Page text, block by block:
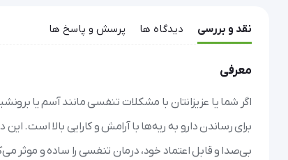
نقد و بررسی دیدگاه ها پرسش و پاسخ ها
معرفی
برای رساندن دارو به ریه‌ها با آرامش و کارایی بالا است. این
بی‌صدا و قابل اعتماد خود، درمان تنفسی را ساده و موثر